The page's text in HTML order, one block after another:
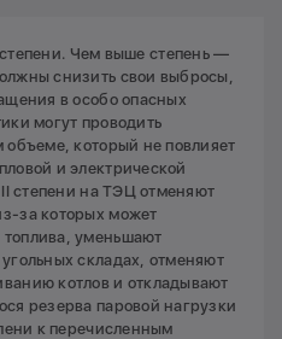
Чем выше степень —
снизить свои выбросы,
в особо опасных
могут проводить
объеме, который не повлияет
и электрической
степени на ТЭЦ отменяют
за которых может
уменьшают
складах, отменяют
котлов и откладывают
резерва паровой нагрузки
к перечисленным